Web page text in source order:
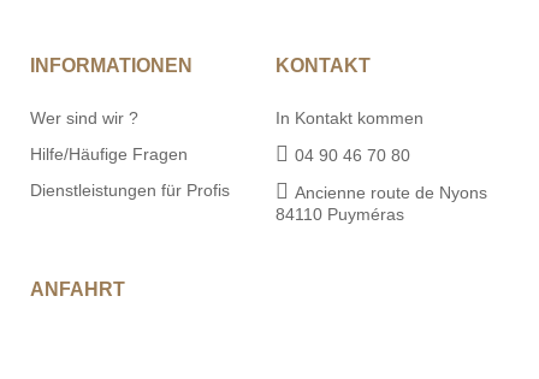
INFORMATIONEN
Wer sind wir ?
Hilfe/Häufige Fragen
Dienstleistungen für Profis
KONTAKT
In Kontakt kommen
04 90 46 70 80
Ancienne route de Nyons
84110 Puyméras
ANFAHRT